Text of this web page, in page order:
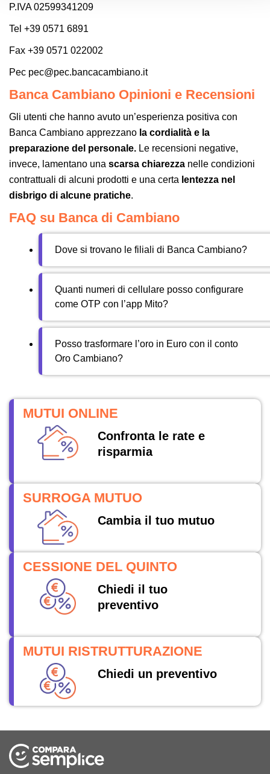
P.IVA 02599341209
Tel +39 0571 6891
Fax +39 0571 022002
Pec pec@pec.bancacambiano.it
Banca Cambiano Opinioni e Recensioni
Gli utenti che hanno avuto un’esperienza positiva con
Banca Cambiano apprezzano la cordialità e la
preparazione del personale. Le recensioni negative,
invece, lamentano una scarsa chiarezza nelle condizioni
contrattuali di alcuni prodotti e una certa lentezza nel
disbrigo di alcune pratiche.
FAQ su Banca di Cambiano
Dove si trovano le filiali di Banca Cambiano?
Quanti numeri di cellulare posso configurare
come OTP con l’app Mito?
Posso trasformare l’oro in Euro con il conto
Oro Cambiano?
MUTUI ONLINE
Confronta le rate e
risparmia
SURROGA MUTUO
Cambia il tuo mutuo
CESSIONE DEL QUINTO
Chiedi il tuo
preventivo
MUTUI RISTRUTTURAZIONE
Chiedi un preventivo